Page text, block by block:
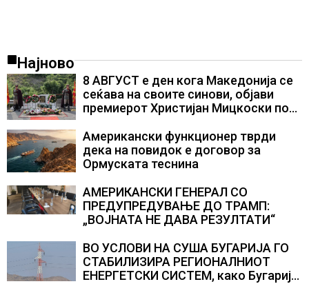
Најново
8 АВГУСТ е ден кога Македонија се
сеќава на своите синови, објави
премиерот Христијан Мицкоски по
загинувањето на десетмината
прилепски бранители
Американски функционер тврди
дека на повидок е договор за
Ормуската теснина
АМЕРИКАНСКИ ГЕНЕРАЛ СО
ПРЕДУПРЕДУВАЊЕ ДО ТРАМП:
„ВОЈНАТА НЕ ДАВА РЕЗУЛТАТИ“
ВО УСЛОВИ НА СУША БУГАРИЈА ГО
СТАБИЛИЗИРА РЕГИОНАЛНИОТ
ЕНЕРГЕТСКИ СИСТЕМ, како Бугарија